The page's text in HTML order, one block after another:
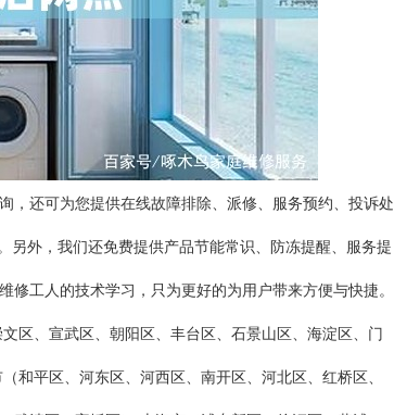
，还可为您提供在线故障排除、派修、服务预约、投诉处
外，我们还免费提供产品节能常识、防冻提醒、服务提
工人的技术学习，只为更好的为用户带来方便与快捷。
区、宣武区、朝阳区、丰台区、石景山区、海淀区、门
和平区、河东区、河西区、南开区、河北区、红桥区、